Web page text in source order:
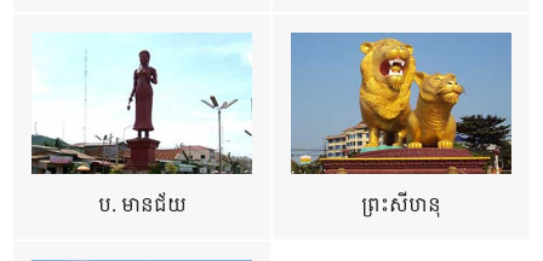
ប. មានជ័យ ព្រះសីហនុ